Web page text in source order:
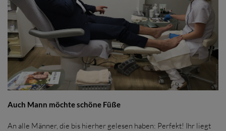
Auch Mann möchte schöne Füße
An alle Männer, die bis hierher gelesen haben: Perfekt! Ihr liegt